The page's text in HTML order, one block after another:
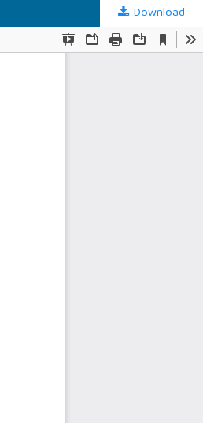
Download